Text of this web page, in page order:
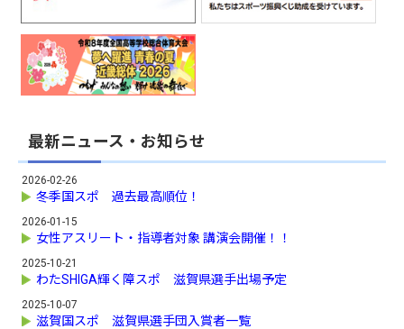
最新ニュース・お知らせ
2026-02-26
冬季国スポ 過去最高順位！
2026-01-15
女性アスリート・指導者対象 講演会開催！！
2025-10-21
わたSHIGA輝く障スポ 滋賀県選手出場予定
2025-10-07
滋賀国スポ 滋賀県選手団入賞者一覧